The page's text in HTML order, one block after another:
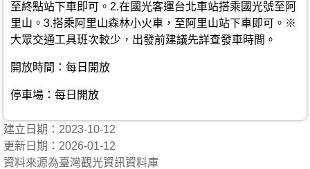
至終點站下車即可。2.在國光客運台北車站搭乘國光號至阿
里山。3.搭乘阿里山森林小火車，至阿里山站下車即可。※
大眾交通工具班次較少，出發前建議先詳查發車時間。
開放時間：每日開放
停車場：每日開放
建立日期：2023-10-12
更新日期：2026-01-12
資料來源為臺灣觀光資訊資料庫